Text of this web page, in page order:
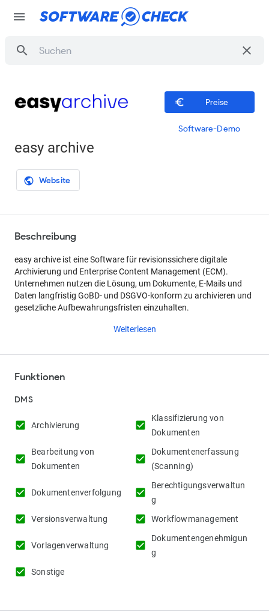
menu
clear
search
Preise
euro_symbol
Software-Demo
easy archive
public Website
Beschreibung
easy archive ist eine Software für revisionssichere digitale
Archivierung und Enterprise Content Management (ECM).
Unternehmen nutzen die Lösung, um Dokumente, E-Mails und
Daten langfristig GoBD- und DSGVO-konform zu archivieren und
gesetzliche Aufbewahrungsfristen einzuhalten.
Weiterlesen
Funktionen
DMS
check_box Archivierung check_box
Klassifizierung von
Dokumenten
check_box
Bearbeitung von
Dokumenten
check_box
Dokumentenerfassung
(Scanning)
check_box Dokumentenverfolgung check_box
Berechtigungsverwaltun
g
check_box Versionsverwaltung check_box Workflowmanagement
check_box Vorlagenverwaltung check_box
Dokumentengenehmigun
g
check_box Sonstige